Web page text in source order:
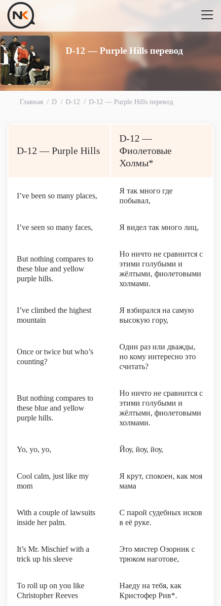
D-12 — Purple Hills перевод
Главная D D-12 D-12 — Purple Hills перевод
D-12 — Purple Hills
D-12 —
Фиолетовые
Холмы*
I’ve been so many places,
Я так много где
побывал,
I’ve seen so many faces, Я видел так много лиц,
But nothing compares to
these blue and yellow
purple hills.
Но ничто не сравнится с
этими голубыми и
жёлтыми, фиолетовыми
холмами.
I’ve climbed the highest
mountain
Я взбирался на самую
высокую гору,
Once or twice but who’s
counting?
Один раз или дважды,
но кому интересно это
считать?
But nothing compares to
these blue and yellow
purple hills.
Но ничто не сравнится с
этими голубыми и
жёлтыми, фиолетовыми
холмами.
Yo, yo, yo, Йоу, йоу, йоу,
Cool calm, just like my
mom
Я крут, спокоен, как моя
мама
With a couple of lawsuits
inside her palm.
С парой судебных исков
в её руке.
It’s Mr. Mischief with a
trick up his sleeve
Это мистер Озорник с
трюком наготове,
To roll up on you like
Christopher Reeves
Наеду на тебя, как
Кристофер Рив*.